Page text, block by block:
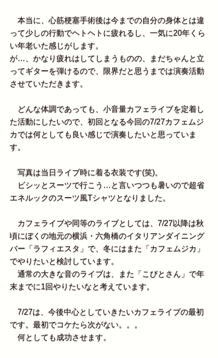
本当に、心筋梗塞手術後は今までの自分の身体とは違
って少しの行動でヘトヘトに疲れるし、一気に20年くら
い年老いた感じがします。
が…、かなり疲れはしてしまうものの、まだちゃんと立
ってギターを弾けるので、限界だと思うまでは演奏活動
させていただきます。
どんな体調であっても、小音量カフェライブを定着し
た活動にしたいので、初回となる今回の7/27カフェムジ
カでは何としても良い感じで演奏したいと思っていま
す。
写真は当日ライブ時に着る衣装です(笑)。
ビシッとスーツで行こう…と言いつつも暑いので超省
エネルックのスーツ風Tシャツとなりました。
カフェライブや同等のライブとしては、7/27以降は秋
頃にぼくの地元の横浜・六角橋のイタリアンダイニング
バー「ラフィエスタ」で、冬にはまた「カフェムジカ」
でやりたいと検討しています。
通常の大きな音のライブは、また「こびとさん」で年
末までに1回やりたいなと考えています。
7/27は、今後中心としていきたいカフェライブの最初
です。最初でコケたら次がない。。。
何としても成功させます。